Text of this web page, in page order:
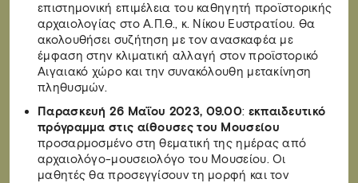
επιστημονική επιμέλεια του καθηγητή προϊστορικής
αρχαιολογίας στο Α.Π.Θ., κ. Νίκου Ευστρατίου. Θα
ακολουθήσει συζήτηση με τον ανασκαφέα με
έμφαση στην κλιματική αλλαγή στον προϊστορικό
Αιγαιακό χώρο και την συνακόλουθη μετακίνηση
πληθυσμών.
Παρασκευή 26 Μαΐου 2023, 09.00: εκπαιδευτικό
πρόγραμμα στις αίθουσες του Μουσείου
προσαρμοσμένο στη θεματική της ημέρας από
αρχαιολόγο-μουσειολόγο του Μουσείου. Οι
μαθητές θα προσεγγίσουν τη μορφή και τον